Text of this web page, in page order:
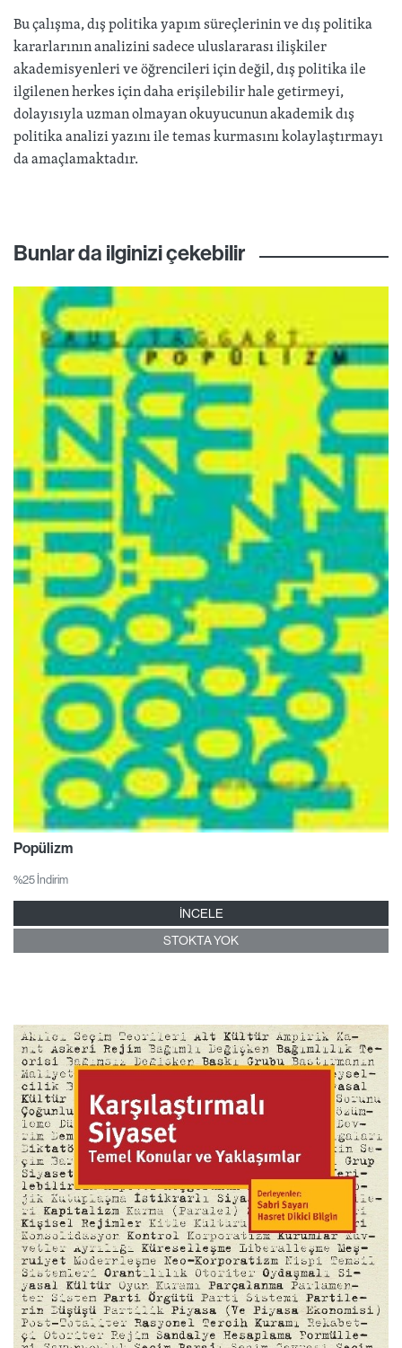
Bu çalışma, dış politika yapım süreçlerinin ve dış politika
kararlarının analizini sadece uluslararası ilişkiler
akademisyenleri ve öğrencileri için değil, dış politika ile
ilgilenen herkes için daha erişilebilir hale getirmeyi,
dolayısıyla uzman olmayan okuyucunun akademik dış
politika analizi yazını ile temas kurmasını kolaylaştırmayı
da amaçlamaktadır.
Bunlar da ilginizi çekebilir
Popülizm
%25 İndirim
İNCELE
STOKTA YOK